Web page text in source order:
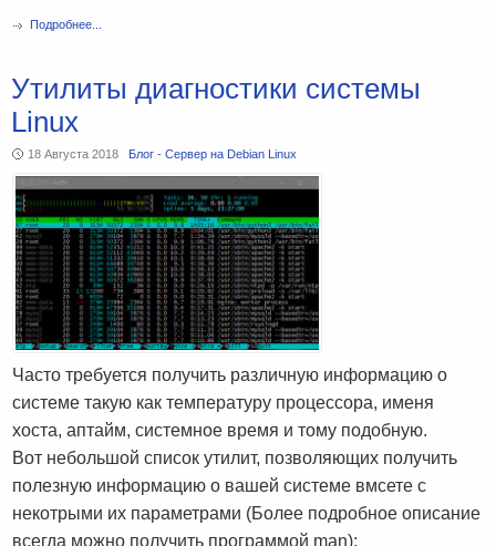
Подробнее...
Утилиты диагностики системы
Linux
18 Августа 2018 Блог - Сервер на Debian Linux
Часто требуется получить различную информацию о
системе такую как температуру процессора, именя
хоста, аптайм, системное время и тому подобную.
Вот небольшой список утилит, позволяющих получить
полезную информацию о вашей системе вмсете с
некотрыми их параметрами (Более подробное описание
всегда можно получить программой man):